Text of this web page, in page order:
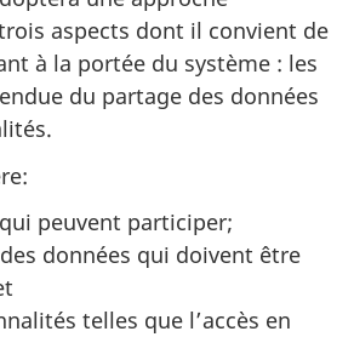
aspects dont il convient de
à la portée du système : les
du partage des données
peuvent participer;
données qui doivent être
telles que l’accès en